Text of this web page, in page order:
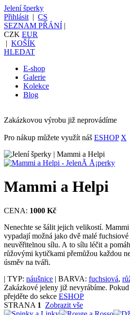
Jelení šperky
Přihlásit | CS
SEZNAM PŘÁNÍ |
CZK EUR
| KOŠÍK
HLEDAT
E-shop
Galerie
Kolekce
Blog
Zakázkovou výrobu již neprovádíme
Pro nákup můžete využít náš ESHOP X
Mammi a Helpi
CENA: 1000 Kč
Nenechte se šálit jejich velikostí.
vypadají možná jako dvě malé
neuvěřitelnou sílu. A to sílu léčit a
růžovými kytičkami přemůžou každou
úsměv na tváři.
| TYP: náušnice | BARVA: fuchsiová,
Zakázkové jeleny již nevyrábíme.
přejděte do sekce ESHOP
STRANA 1 Zobrazit vše